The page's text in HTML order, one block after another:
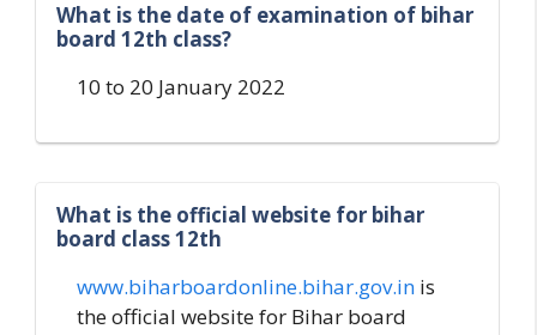
What is the date of examination of bihar
board 12th class?
10 to 20 January 2022
What is the official website for bihar
board class 12th
www.biharboardonline.bihar.gov.in is
the official website for Bihar board